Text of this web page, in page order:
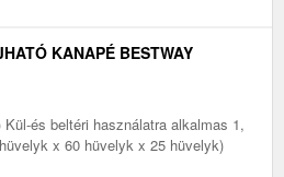
KANAPÉ BESTWAY
és beltéri használatra alkalmas 1,
x 60 hüvelyk x 25 hüvelyk)